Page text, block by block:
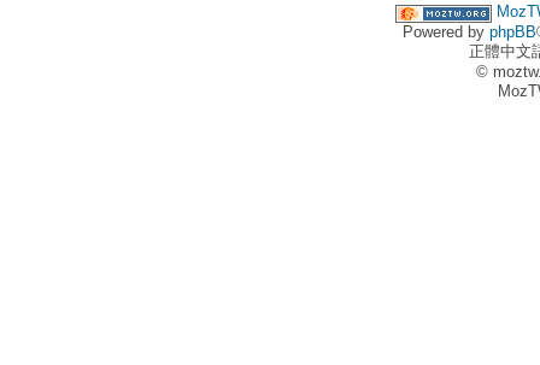
Powered by phpBB
正體中文
©